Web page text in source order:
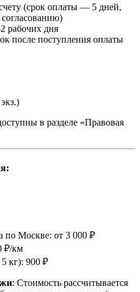
(срок оплаты — 5 дней,
рабочих дня
после поступления оплаты
в разделе «Правовая
по Москве: от 3 000 ₽
₽/км
5 кг): 900 ₽
: Стоимость рассчитывается